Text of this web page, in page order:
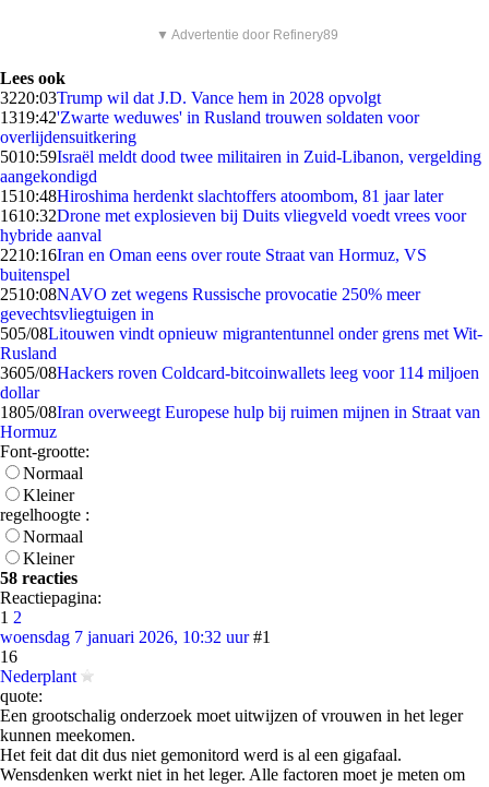
▼ Advertentie door Refinery89
Lees ook
3220:03Trump wil dat J.D. Vance hem in 2028 opvolgt
1319:42'Zwarte weduwes' in Rusland trouwen soldaten voor
overlijdensuitkering
5010:59Israël meldt dood twee militairen in Zuid-Libanon, vergelding
aangekondigd
1510:48Hiroshima herdenkt slachtoffers atoombom, 81 jaar later
1610:32Drone met explosieven bij Duits vliegveld voedt vrees voor
hybride aanval
2210:16Iran en Oman eens over route Straat van Hormuz, VS
buitenspel
2510:08NAVO zet wegens Russische provocatie 250% meer
gevechtsvliegtuigen in
505/08Litouwen vindt opnieuw migrantentunnel onder grens met Wit-
Rusland
3605/08Hackers roven Coldcard-bitcoinwallets leeg voor 114 miljoen
dollar
1805/08Iran overweegt Europese hulp bij ruimen mijnen in Straat van
Hormuz
Font-grootte:
Normaal
Kleiner
regelhoogte :
Normaal
Kleiner
58 reacties
Reactiepagina:
1 2
woensdag 7 januari 2026, 10:32 uur #1
16
Nederplant
quote:
Een grootschalig onderzoek moet uitwijzen of vrouwen in het leger
kunnen meekomen.
Het feit dat dit dus niet gemonitord werd is al een gigafaal.
Wensdenken werkt niet in het leger. Alle factoren moet je meten om